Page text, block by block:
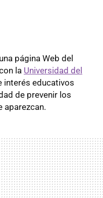
página Web del
la Universidad del
interés educativos
de prevenir los
aparezcan.